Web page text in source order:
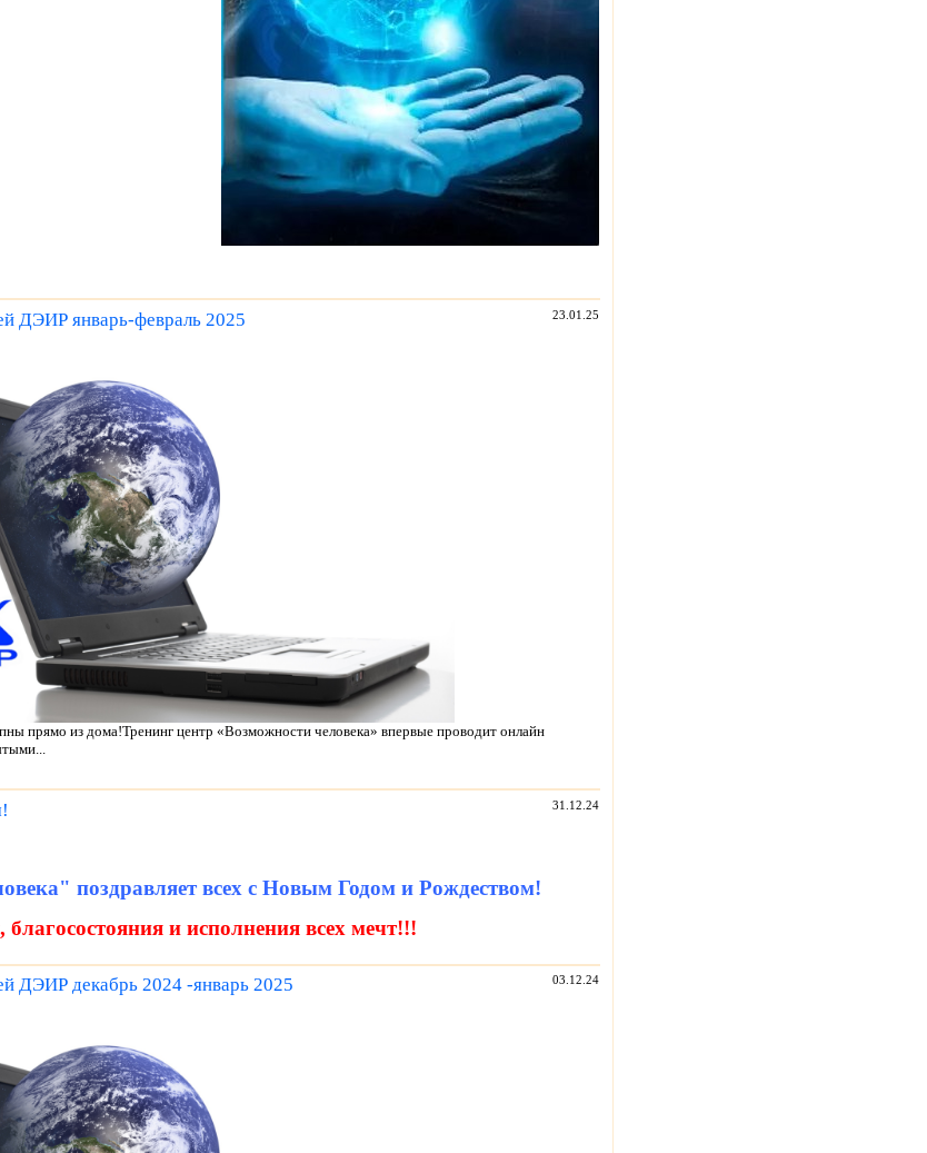
ДЭИР январь-февраль 2025 23.01.25
прямо из дома!Тренинг центр «Возможности человека» впервые проводит онлайн
31.12.24
поздравляет всех с Новым Годом и Рождеством!
благосостояния и исполнения всех мечт!!!
ДЭИР декабрь 2024 -январь 2025 03.12.24